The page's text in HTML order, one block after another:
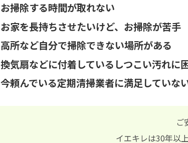
お掃除する時間が取れない
お家を長持ちさせたいけど、お掃除が苦手
高所など自分で掃除できない場所がある
換気扇などに付着しているしつこい汚れに
今頼んでいる定期清掃業者に満足していな
ご
イエキレは30年以